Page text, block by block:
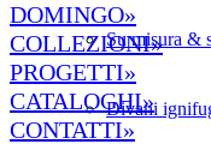
Su misura &
Divani
DOMINGO»
COLLEZIONI»
PROGETTI»
CATALOGHI»
CONTATTI»